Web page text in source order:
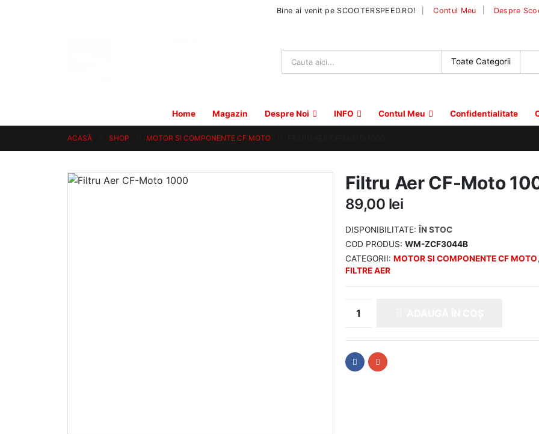
Bine ai venit pe SCOOTERSPEED.RO! Contul Meu Despre
Home Magazin Despre Noi INFO Contul Meu Confidentialitate
ACASĂ SHOP MOTOR SI COMPONENTE CF MOTO
Filtru Aer CF-Moto
89,00 lei
DISPONIBILITATE:ÎN STOC
COD PRODUS: WM-ZCF3044B
CATEGORII: MOTOR SI COMPONENTE CF MOTO,
FILTRE AER